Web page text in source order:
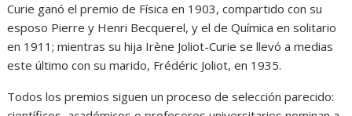
Curie ganó el premio de Física en 1903, compartido con su
esposo Pierre y Henri Becquerel, y el de Química en solitario
en 1911; mientras su hija Irène Joliot-Curie se llevó a medias
este último con su marido, Frédéric Joliot, en 1935.
Todos los premios siguen un proceso de selección parecido: